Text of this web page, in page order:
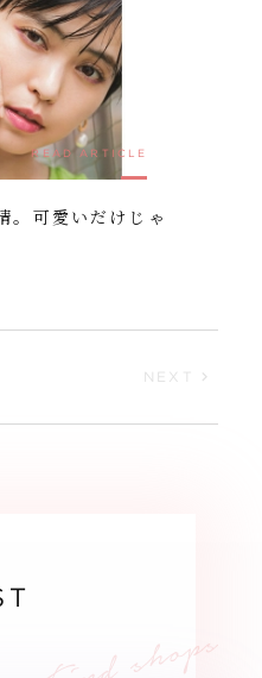
READ ARTICLE
。可愛いだけじゃ
NEXT